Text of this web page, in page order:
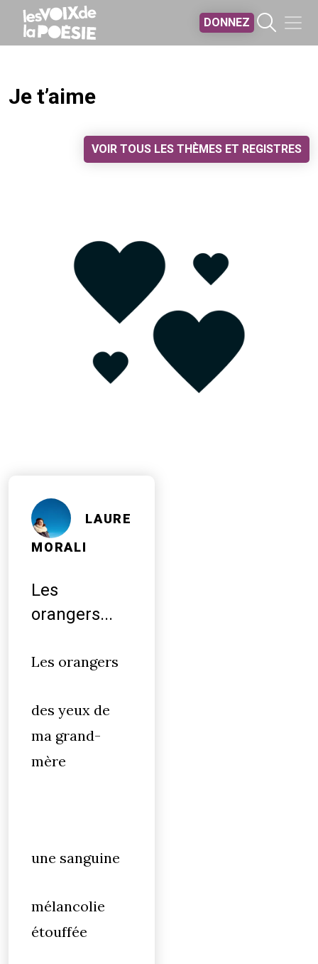
DONNEZ
Je t’aime
VOIR TOUS LES THÈMES ET REGISTRES
LAURE
MORALI
Les
orangers...
Les orangers
des yeux de
ma grand-
mère
une sanguine
mélancolie
étouffée